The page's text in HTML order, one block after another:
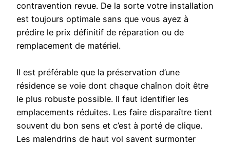
contravention revue. De la sorte votre installation
est toujours optimale sans que vous ayez à
prédire le prix définitif de réparation ou de
remplacement de matériel.
Il est préférable que la préservation d’une
résidence se voie dont chaque chaînon doit être
le plus robuste possible. Il faut identifier les
emplacements réduites. Les faire disparaître tient
souvent du bon sens et c’est à porté de clique.
Les malendrins de haut vol savent surmonter